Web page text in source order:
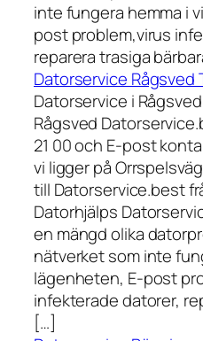
inte fungera hemma i
post problem,virus
reparera trasiga
Datorservice Rågsved
Datorservice i
Rågsved
21 00 och E-post
vi ligger på
till Datorservice.best
Datorhjälps
en mängd olika
nätverket som inte
lägenheten, E-post
infekterade datorer,
[…]